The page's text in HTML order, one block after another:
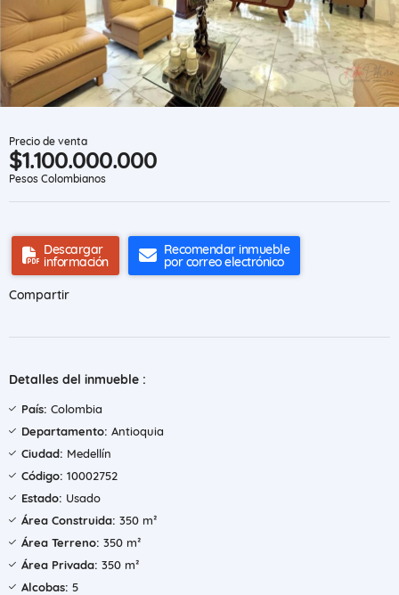
Precio de venta
$1.100.000.000
Pesos Colombianos
Descargar
información
Recomendar inmueble
por correo electrónico
Compartir
Detalles del inmueble :
País: Colombia
Departamento: Antioquia
Ciudad: Medellín
Código: 10002752
Estado: Usado
Área Construida: 350 m²
Área Terreno: 350 m²
Área Privada: 350 m²
Alcobas: 5